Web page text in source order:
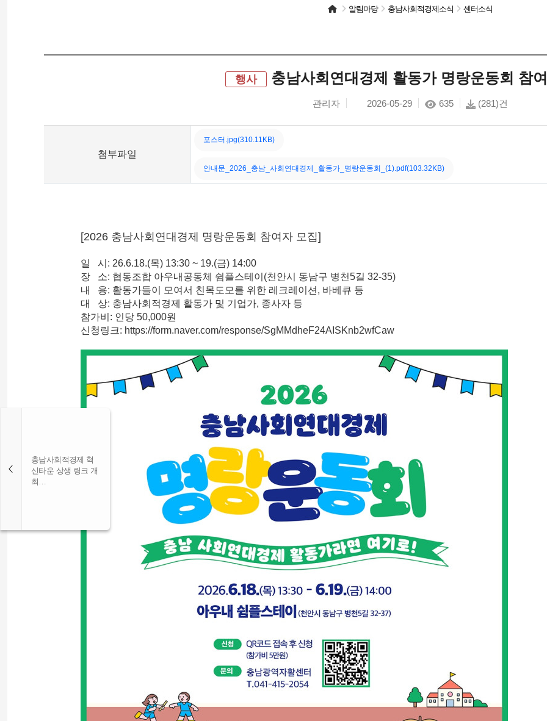
알림마당 충남사회적경제소식 센터소식
행사 충남사회연대경제 활동가 명랑운동회 참
관리자 2026-05-29 635 (281)건
첨부파일
포스터.jpg(310.11KB)
안내문_2026_충남_사회연대경제_활동가_명랑운동회_(1).pdf(103.32KB)
[2026 충남사회연대경제 명랑운동회 참여자 모집]
일 시: 26.6.18.(목) 13:30 ~ 19.(금) 14:00
장 소: 협동조합 아우내공동체 쉼플스테이(천안시 동남구 병천5길 32-35)
내 용: 활동가들이 모여서 친목도모를 위한 레크레이션, 바베큐 등
대 상: 충남사회적경제 활동가 및 기업가, 종사자 등
참가비: 인당 50,000원
신청링크: https://form.naver.com/response/SgMMdheF24AISKnb2wfCaw
충남사회적경제 혁
신타운 상생 링크 개
최…